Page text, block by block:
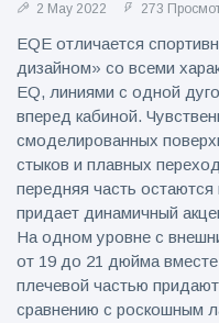
2 May 2022 273
EQE отличается
дизайном» со всеми
EQ, линиями с одной
вперед кабиной.
смоделированных
стыков и плавных
передняя часть остаются
придает динамичный
На одном уровне с
от 19 до 21 дюйма
плечевой частью
сравнению с роскошным